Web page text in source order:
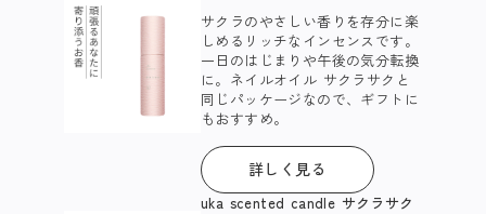
サクラのやさしい香りを存分に楽
しめるリッチなインセンスです。
一日のはじまりや午後の気分転換
に。ネイルオイル サクラサクと
同じパッケージなので、ギフトに
もおすすめ。​​
詳しく見る
uka scented candle サクラサク